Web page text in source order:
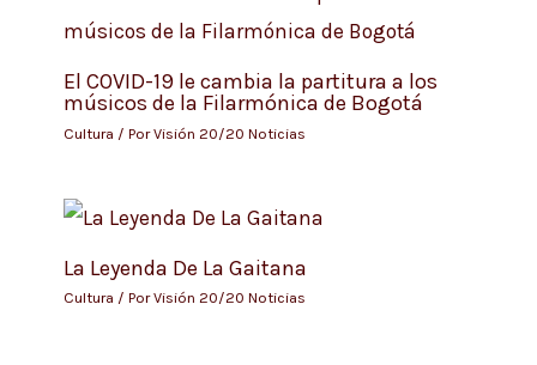
El COVID-19 le cambia la partitura a los
músicos de la Filarmónica de Bogotá
Cultura / PorVisión 20/20 Noticias
La Leyenda De La Gaitana
Cultura / PorVisión 20/20 Noticias